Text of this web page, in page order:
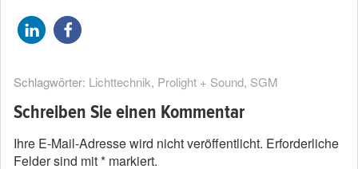
Schlagwörter: Lichttechnik, Prolight + Sound, SGM
Schreiben Sie einen Kommentar
Ihre E-Mail-Adresse wird nicht veröffentlicht. Erforderliche
Felder sind mit* markiert.